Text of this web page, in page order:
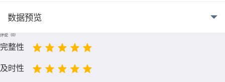
数据预览
评论（0）
完整性
及时性